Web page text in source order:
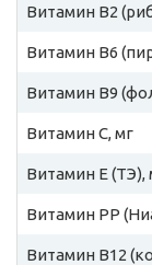
Витамин B2
Витамин B6
Витамин B9
Витамин C, мг
Витамин E (ТЭ),
Витамин PP
Витамин B12